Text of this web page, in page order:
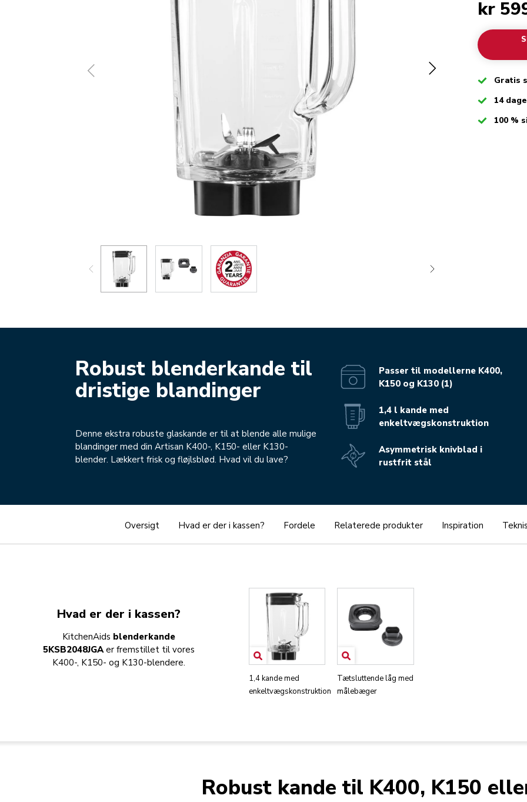
kr
Checked
Gratis
Checked
14
Checked
100 %
Robust blenderkande til
dristige blandinger
Denne ekstra robuste glaskande er til at blende alle mulige
blandinger med din Artisan K400-, K150- eller K130-
blender. Lækkert frisk og fløjlsblød. Hvad vil du lave?
Passer til modellerne K400,
K150 og K130 (1)
1,4 l kande med
enkeltvægskonstruktion
Asymmetrisk knivblad i
rustfrit stål
Oversigt Hvad er der i kassen? Fordele Relaterede produkter Inspiration
Hvad er der i kassen?
KitchenAids blenderkande
5KSB2048JGAer fremstillet til vores
K400-, K150- og K130-blendere.
1,4 kande med
enkeltvægskonstruktion
Tætsluttende låg med
målebæger
Robust kande til K400, K150